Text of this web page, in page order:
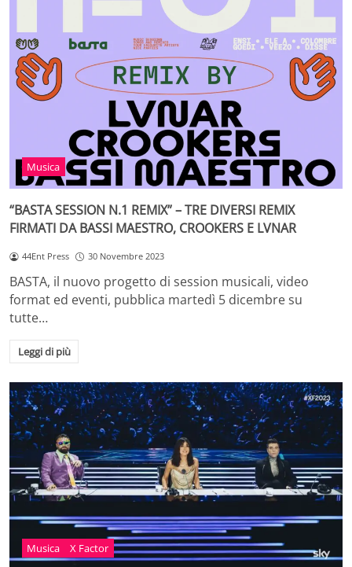
Musica
“BASTA SESSION N.1 REMIX” – TRE DIVERSI REMIX
FIRMATI DA BASSI MAESTRO, CROOKERS E LVNAR
44Ent Press 30 Novembre 2023
BASTA, il nuovo progetto di session musicali, video
format ed eventi, pubblica martedì 5 dicembre su
tutte…
Leggi di più
Musica X Factor